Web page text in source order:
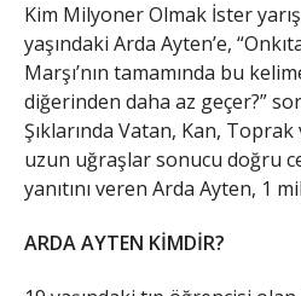
Kim Milyoner Olmak İster
yaşındaki Arda Ayten’e,
Marşı’nın tamamında bu
diğerinden daha az geçer?”
Şıklarında Vatan, Kan,
uzun uğraşlar sonucu doğru
yanıtını veren Arda Ayten, 1
ARDA AYTEN KİMDİR?